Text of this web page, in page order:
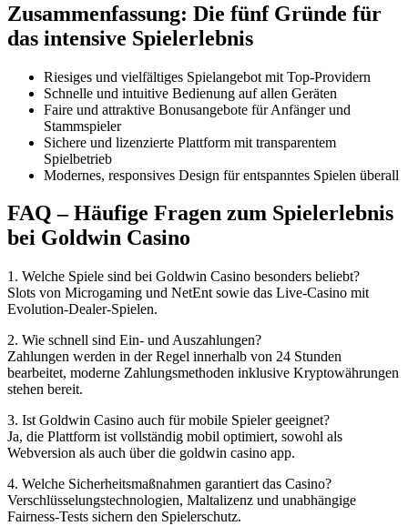
Zusammenfassung: Die fünf Gründe für
das intensive Spielerlebnis
Riesiges und vielfältiges Spielangebot mit Top-Providern
Schnelle und intuitive Bedienung auf allen Geräten
Faire und attraktive Bonusangebote für Anfänger und
Stammspieler
Sichere und lizenzierte Plattform mit transparentem
Spielbetrieb
Modernes, responsives Design für entspanntes Spielen überall
FAQ – Häufige Fragen zum Spielerlebnis
bei Goldwin Casino
1. Welche Spiele sind bei Goldwin Casino besonders beliebt?
Slots von Microgaming und NetEnt sowie das Live-Casino mit
Evolution-Dealer-Spielen.
2. Wie schnell sind Ein- und Auszahlungen?
Zahlungen werden in der Regel innerhalb von 24 Stunden
bearbeitet, moderne Zahlungsmethoden inklusive Kryptowährungen
stehen bereit.
3. Ist Goldwin Casino auch für mobile Spieler geeignet?
Ja, die Plattform ist vollständig mobil optimiert, sowohl als
Webversion als auch über die goldwin casino app.
4. Welche Sicherheitsmaßnahmen garantiert das Casino?
Verschlüsselungstechnologien, Maltalizenz und unabhängige
Fairness-Tests sichern den Spielerschutz.